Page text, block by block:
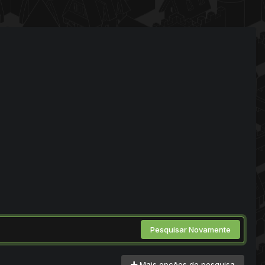
Pesquisar Novamente